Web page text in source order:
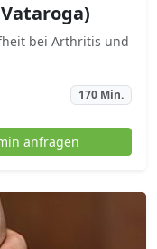
bei Arthritis und
170 Min.
anfragen